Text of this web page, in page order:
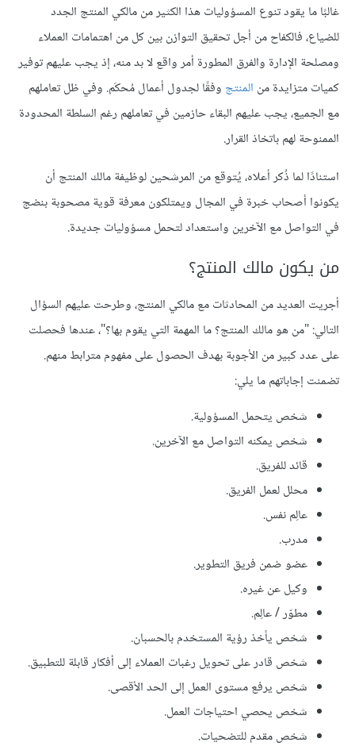
غالبًا ما يقود تنوع المسؤوليات هذا الكثير من مالكي المنتج الجدد
للضياع، فالكفاح من أجل تحقيق التوازن بين كل من اهتمامات العملاء
ومصلحة الإدارة والفرق المطورة أمر واقع لا بد منه، إذ يجب عليهم توفير
كميات متزايدة من المنتج وفقًا لجدول أعمال مُحكَم. وفي ظل تعاملهم
مع الجميع، يجب عليهم البقاء حازمين في تعاملهم رغم السلطة المحدودة
الممنوحة لهم باتخاذ القرار.
استنادًا لما ذُكر أعلاه، يُتوقع من المرشحين لوظيفة مالك المنتج أن
يكونوا أصحاب خبرة في المجال ويمتلكون معرفة قوية مصحوبة بنضج
في التواصل مع الآخرين واستعداد لتحمل مسؤوليات جديدة.
من يكون مالك المنتج؟
أجريت العديد من المحادثات مع مالكي المنتج، وطرحت عليهم السؤال
التالي: "من هو مالك المنتج؟ ما المهمة التي يقوم بها؟"، عندها فحصلت
على عدد كبير من الأجوبة بهدف الحصول على مفهوم مترابط منهم.
تضمنت إجاباتهم ما يلي:
شخص يتحمل المسؤولية.
شخص يمكنه التواصل مع الآخرين.
قائد للفريق.
محلل لعمل الفريق.
عالِم نفس.
مدرب.
عضو ضمن فريق التطوير.
وكيل عن غيره.
مطوّر / عالِم.
شخص يأخذ رؤية المستخدم بالحسبان.
شخص قادر على تحويل رغبات العملاء إلى أفكار قابلة للتطبيق.
شخص يرفع مستوى العمل إلى الحد الأقصى.
شخص يحصي احتياجات العمل.
شخص مقدم للتضحيات.